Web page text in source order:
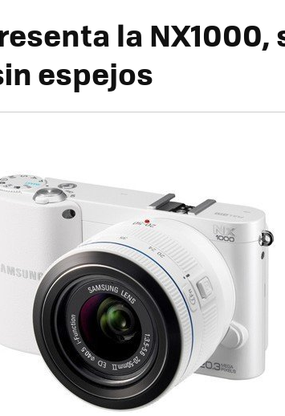
la NX1000,
espejos